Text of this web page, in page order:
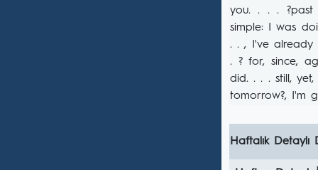
you. . . . ?past
simple: I was
. . , I've already
. ? for, since,
did. . . . still,
tomorrow?, I'm
Haftalık Detaylı